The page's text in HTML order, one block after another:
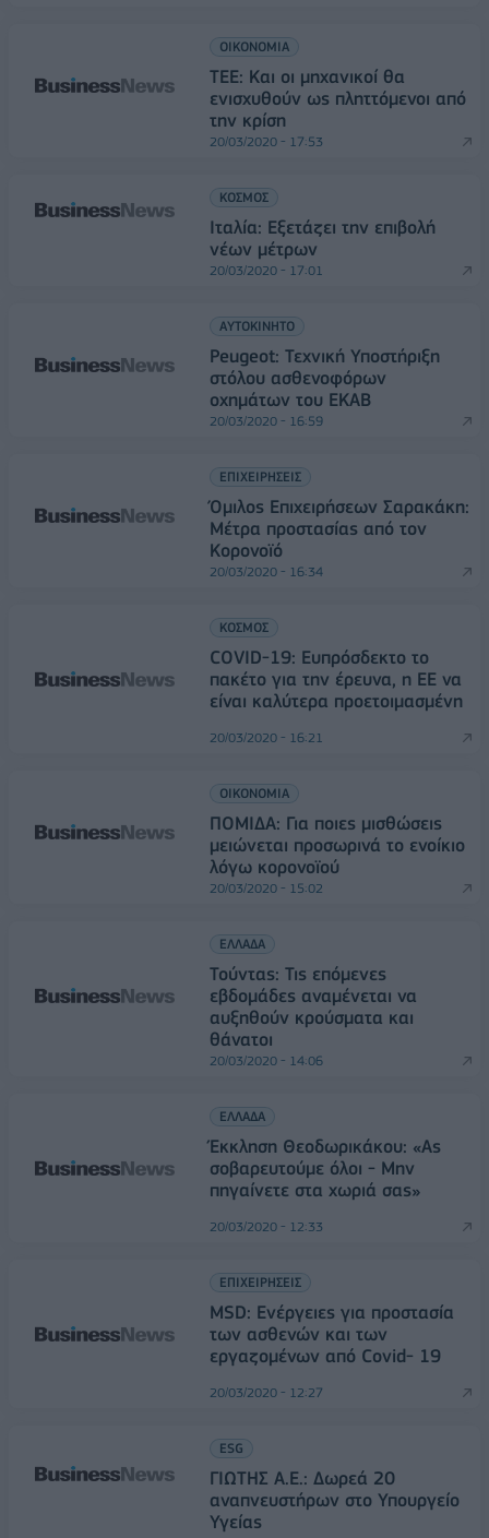
ΟΙΚΟΝΟΜΙΑ
ΤΕΕ: Και οι μηχανικοί θα
ενισχυθούν ως πληττόμενοι από
την κρίση
20/03/2020 - 17:53
ΚΟΣΜΟΣ
Ιταλία: Εξετάζει την επιβολή
νέων μέτρων
20/03/2020 - 17:01
ΑΥΤΟΚΙΝΗΤΟ
Peugeot: Τεχνική Υποστήριξη
στόλου ασθενοφόρων
οχημάτων του ΕΚΑΒ
20/03/2020 - 16:59
ΕΠΙΧΕΙΡΗΣΕΙΣ
Όμιλος Επιχειρήσεων Σαρακάκη:
Μέτρα προστασίας από τον
Κορονοϊό
20/03/2020 - 16:34
ΚΟΣΜΟΣ
COVID-19: Eυπρόσδεκτο το
πακέτο για την έρευνα, η ΕΕ να
είναι καλύτερα προετοιμασμένη
20/03/2020 - 16:21
ΟΙΚΟΝΟΜΙΑ
ΠΟΜΙΔΑ: Για ποιες μισθώσεις
μειώνεται προσωρινά το ενοίκιο
λόγω κορονοϊού
20/03/2020 - 15:02
ΕΛΛΑΔΑ
Τούντας: Τις επόμενες
εβδομάδες αναμένεται να
αυξηθούν κρούσματα και
θάνατοι
20/03/2020 - 14:06
ΕΛΛΑΔΑ
Έκκληση Θεοδωρικάκου: «Ας
σοβαρευτούμε όλοι - Μην
πηγαίνετε στα χωριά σας»
20/03/2020 - 12:33
ΕΠΙΧΕΙΡΗΣΕΙΣ
MSD: Ενέργειες για προστασία
των ασθενών και των
εργαζομένων από Covid- 19
20/03/2020 - 12:27
ESG
ΓΙΩΤΗΣ Α.Ε.: Δωρεά 20
αναπνευστήρων στο Υπουργείο
Υγείας